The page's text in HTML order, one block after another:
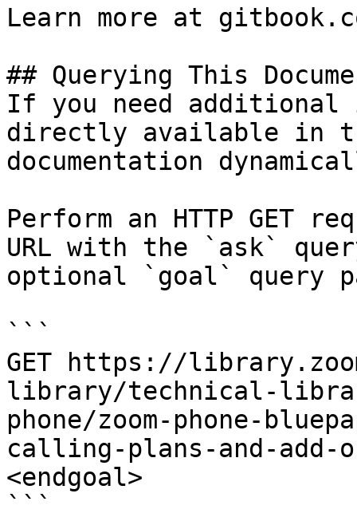
Learn more at
## Querying This
If you need
directly available in
documentation
Perform an HTTP GET
URL with the `ask`
optional `goal` query
```
GET https://
library/technical-
phone/zoom-phone-
calling-plans-and-add-
<endgoal>
```